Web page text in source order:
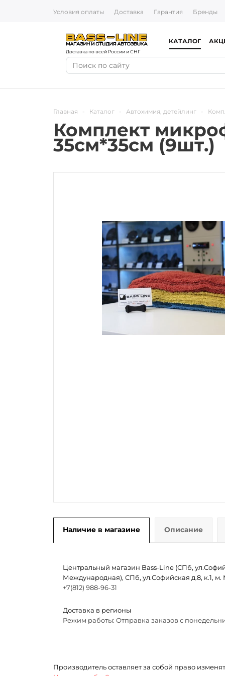
Условия оплаты Доставка Гарантия Бренды
Доставка по всей России и СНГ
КАТАЛОГ
Главная - Каталог - Автохимия, детейлинг -
Комплект
35см*35см (9шт.)
Наличие в магазине Описание
Центральный магазин Bass-Line (СПб,
Международная), СПб, ул.Софийская д.8, к.1,
+7(812) 988-96-31
Доставка в регионы
Режим работы: Отправка заказов с
Производитель оставляет за собой право